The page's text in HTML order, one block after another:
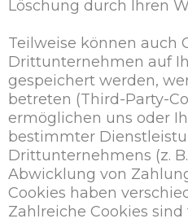
Löschung durch Ihren
Teilweise können auch
Drittunternehmen auf
gespeichert werden,
betreten (Third-Party-
ermöglichen uns oder
bestimmter
Drittunternehmens (z.
Abwicklung von
Cookies haben
Zahlreiche Cookies